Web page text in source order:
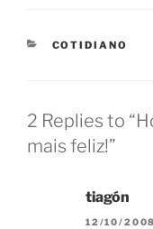
CATEGORIES
COTIDIANO
2 Replies to
mais feliz!”
tiagón
12/10/